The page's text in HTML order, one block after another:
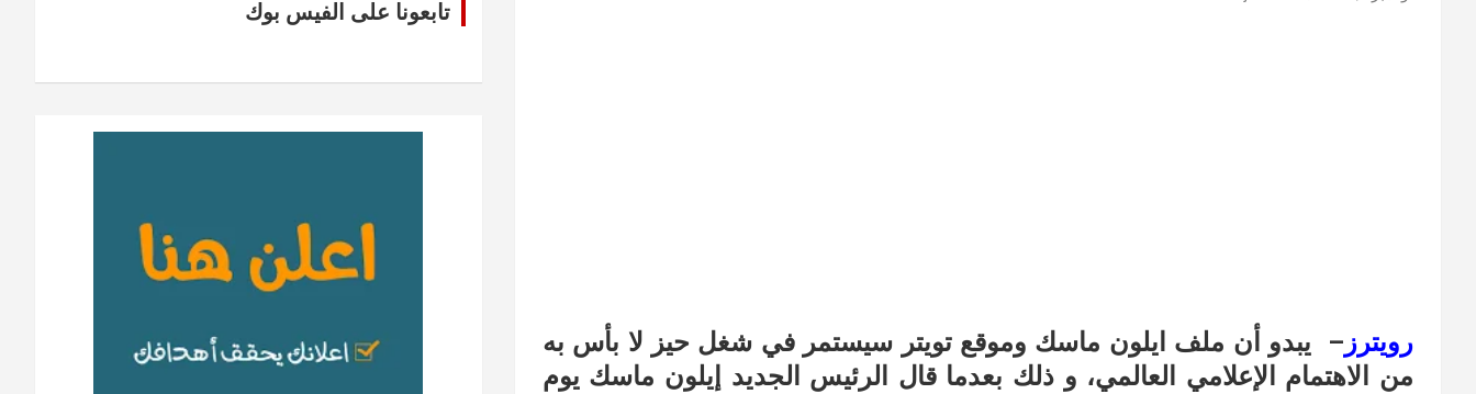
رويترز – يبدو أن ملف ايلون ماسك وموقع تويتر سيستمر في شغل حيز لا بأس به
من الاهتمام الإعلامي العالمي، و ذلك بعدما قال الرئيس الجديد إيلون ماسك يوم
تابعونا على الفيس بوك